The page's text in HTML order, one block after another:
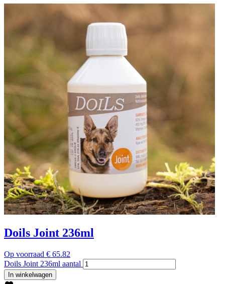
Doils Joint 236ml
Op voorraad € 65.82
Doils Joint 236ml aantal
In winkelwagen